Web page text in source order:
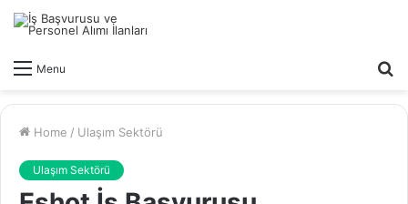
Menu
Home / Ulaşım Sektörü
Ulaşım Sektörü